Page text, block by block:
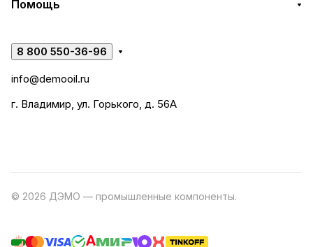
Помощь
8 800 550-36-96
info@demooil.ru
г. Владимир, ул. Горького, д. 56А
© 2026 ДЭМО — промышленные компоненты.